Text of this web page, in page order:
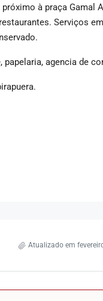
à praça Gamal
Serviços
agencia de
Atualizado em